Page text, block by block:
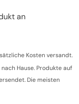
an
Kosten versandt.
Hause. Produkte auf
Die meisten